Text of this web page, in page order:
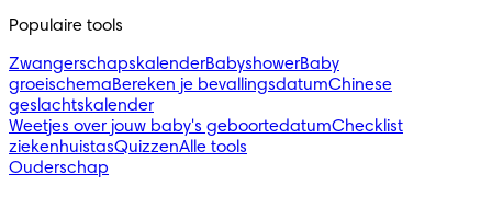
Populaire tools
ZwangerschapskalenderBabyshowerBaby
groeischemaBereken je bevallingsdatumChinese
geslachtskalender
Weetjes over jouw baby's geboortedatumChecklist
ziekenhuistasQuizzenAlle tools
Ouderschap